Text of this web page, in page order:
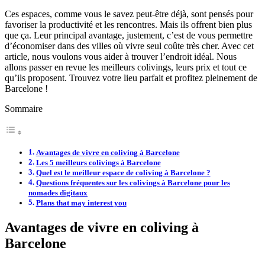
Ces espaces, comme vous le savez peut-être déjà, sont pensés pour
favoriser la productivité et les rencontres. Mais ils offrent bien plus
que ça. Leur principal avantage, justement, c’est de vous permettre
d’économiser dans des villes où vivre seul coûte très cher. Avec cet
article, nous voulons vous aider à trouver l’endroit idéal. Nous
allons passer en revue les meilleurs colivings, leurs prix et tout ce
qu’ils proposent. Trouvez votre lieu parfait et profitez pleinement de
Barcelone !
Sommaire
Avantages de vivre en coliving à Barcelone
Les 5 meilleurs colivings à Barcelone
Quel est le meilleur espace de coliving à Barcelone ?
Questions fréquentes sur les colivings à Barcelone pour les
nomades digitaux
Plans that may interest you
Avantages de vivre en coliving à
Barcelone